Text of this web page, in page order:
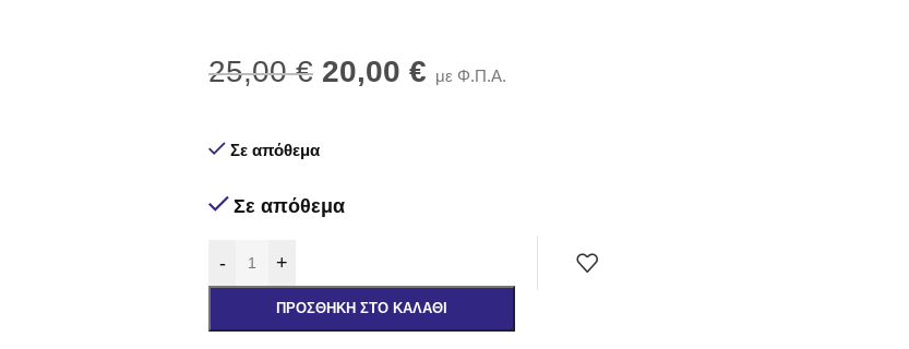
25,00€ 20,00 € με Φ.Π.Α.
Σε απόθεμα
Σε απόθεμα
- +
ΠΡΟΣΘΉΚΗ ΣΤΟ ΚΑΛΆΘΙ